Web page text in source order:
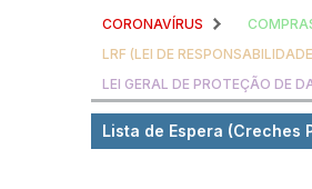
CORONAVÍRUS
LRF (LEI DE
LEI GERAL DE PROTEÇÃO DE
Lista de Espera (Creches